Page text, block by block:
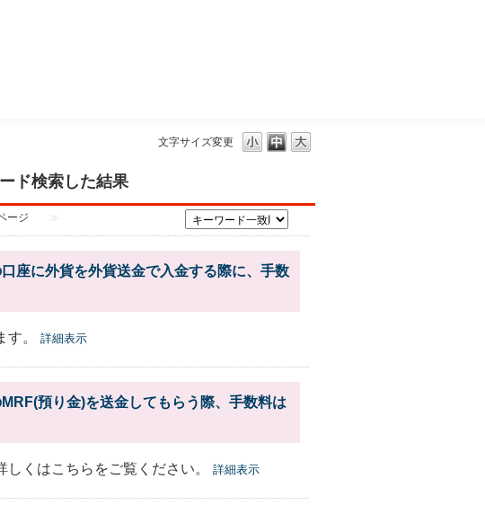
文字サイズ変更
ド検索した結果
ージ ≫
座に外貨を外貨送金で入金する際に、手数
す。 詳細表示
預り金)を送金してもらう際、手数料は
くはこちらをご覧ください。 詳細表示